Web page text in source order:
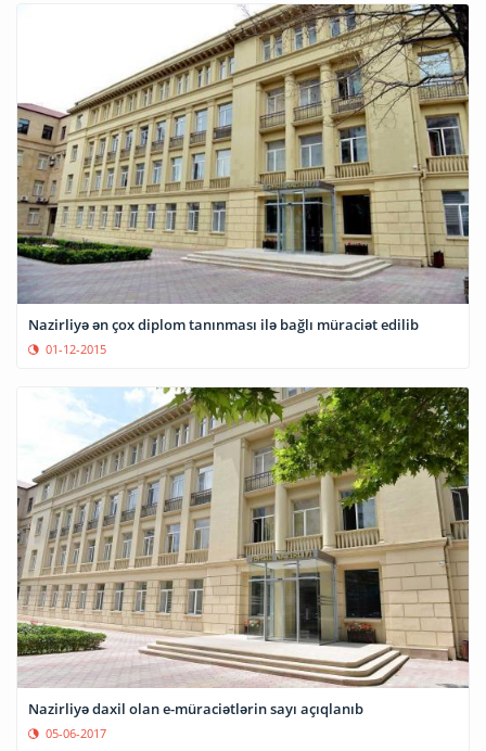
Nazirliyə ən çox diplom tanınması ilə bağlı müraciət edilib
01-12-2015
Nazirliyə daxil olan e-müraciətlərin sayı açıqlanıb
05-06-2017